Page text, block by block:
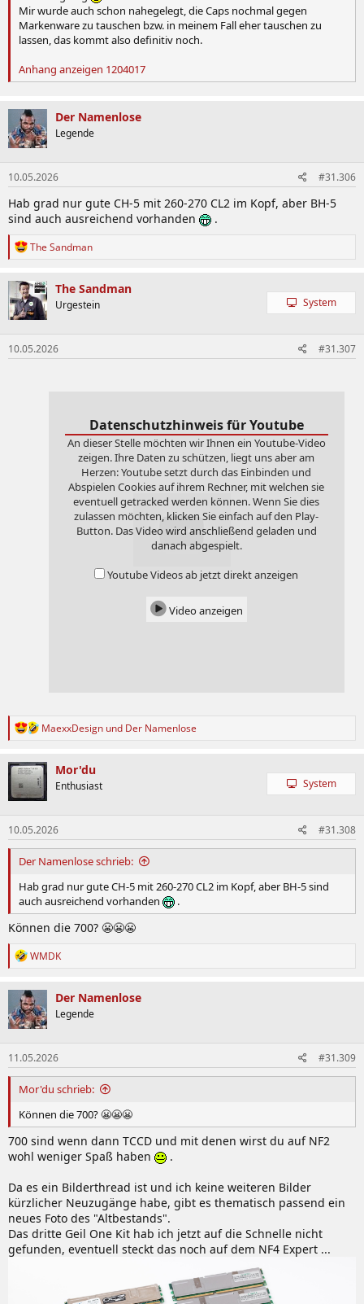
Mir wurde auch schon nahegelegt, die Caps nochmal gegen
Markenware zu tauschen bzw. in meinem Fall eher tauschen zu
lassen, das kommt also definitiv noch.
Anhang anzeigen 1204017
Der Namenlose
Legende
10.05.2026 #31.306
Hab grad nur gute CH-5 mit 260-270 CL2 im Kopf, aber BH-5
sind auch ausreichend vorhanden
.
R
k
t
i
o
n
e
n
The Sandman
The Sandman
Urgestein System
10.05.2026 #31.307
Datenschutzhinweis für Youtube
An dieser Stelle möchten wir Ihnen ein Youtube-Video
zeigen. Ihre Daten zu schützen, liegt uns aber am
Herzen: Youtube setzt durch das Einbinden und
Abspielen Cookies auf ihrem Rechner, mit welchen sie
eventuell getracked werden können. Wenn Sie dies
zulassen möchten, klicken Sie einfach auf den Play-
Button. Das Video wird anschließend geladen und
danach abgespielt.
Youtube Videos ab jetzt direkt anzeigen
Video anzeigen
R
k
t
i
o
n
e
n
:
MaexxDesign und Der Namenlose
Mor'du
Enthusiast System
10.05.2026 #31.308
Der Namenlose schrieb:
Hab grad nur gute CH-5 mit 260-270 CL2 im Kopf, aber BH-5 sind
auch ausreichend vorhanden
.
Können die 700? 😬😬😬
R
k
t
i
o
n
e
n
:
WMDK
Der Namenlose
Legende
11.05.2026 #31.309
Mor'du schrieb:
Können die 700? 😬😬😬
700 sind wenn dann TCCD und mit denen wirst du auf NF2
wohl weniger Spaß haben
.
Da es ein Bilderthread ist und ich keine weiteren Bilder
kürzlicher Neuzugänge habe, gibt es thematisch passend ein
neues Foto des "Altbestands".
Das dritte Geil One Kit hab ich jetzt auf die Schnelle nicht
gefunden, eventuell steckt das noch auf dem NF4 Expert ...